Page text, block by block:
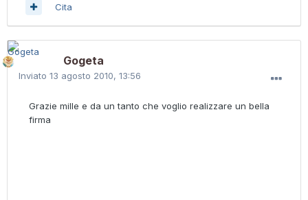
Cita
Gogeta
Inviato 13 agosto 2010, 13:56
Grazie mille e da un tanto che voglio realizzare un bella
firma